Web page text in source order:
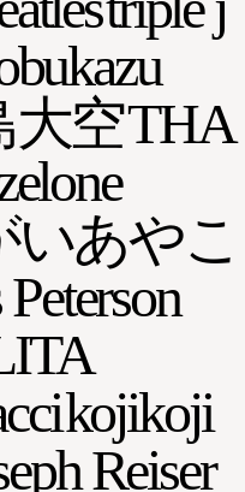
大空THA
あやこ
kojikoji
Reiser